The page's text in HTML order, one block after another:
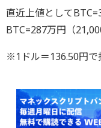
直近上値として
BTC=287万円（
※1ドル＝136.50円で